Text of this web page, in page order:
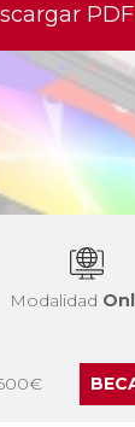
PDF
Modalidad